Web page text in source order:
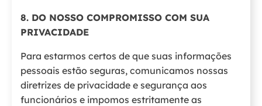
8. DO NOSSO COMPROMISSO COM SUA
PRIVACIDADE
Para estarmos certos de que suas informações
pessoais estão seguras, comunicamos nossas
diretrizes de privacidade e segurança aos
funcionários e impomos estritamente as